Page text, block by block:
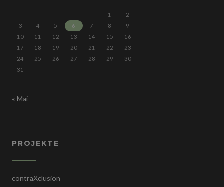
1
2
3
4 5 6 7 8
9
10
11 12 13 14 15
16
17
18 19 20 21 22
23
24
25 26 27 28 29
30
31
« Mai
PROJEKTE
contraXclusion